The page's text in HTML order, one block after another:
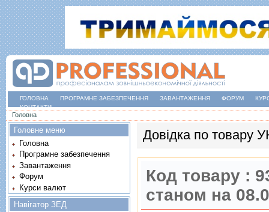
ГОЛОВНА ПРОГРАМНЕ ЗАБЕЗПЕЧЕННЯ ЗАВАНТАЖЕННЯ ФОРУМ
КОНТАКТИ
Ви є тут
Головна
Довідка по товару
Код товару :
станом на
Головне меню
Головна
Програмне забезпечення
Завантаження
Форум
Курси валют
Навігатор ЗЕД